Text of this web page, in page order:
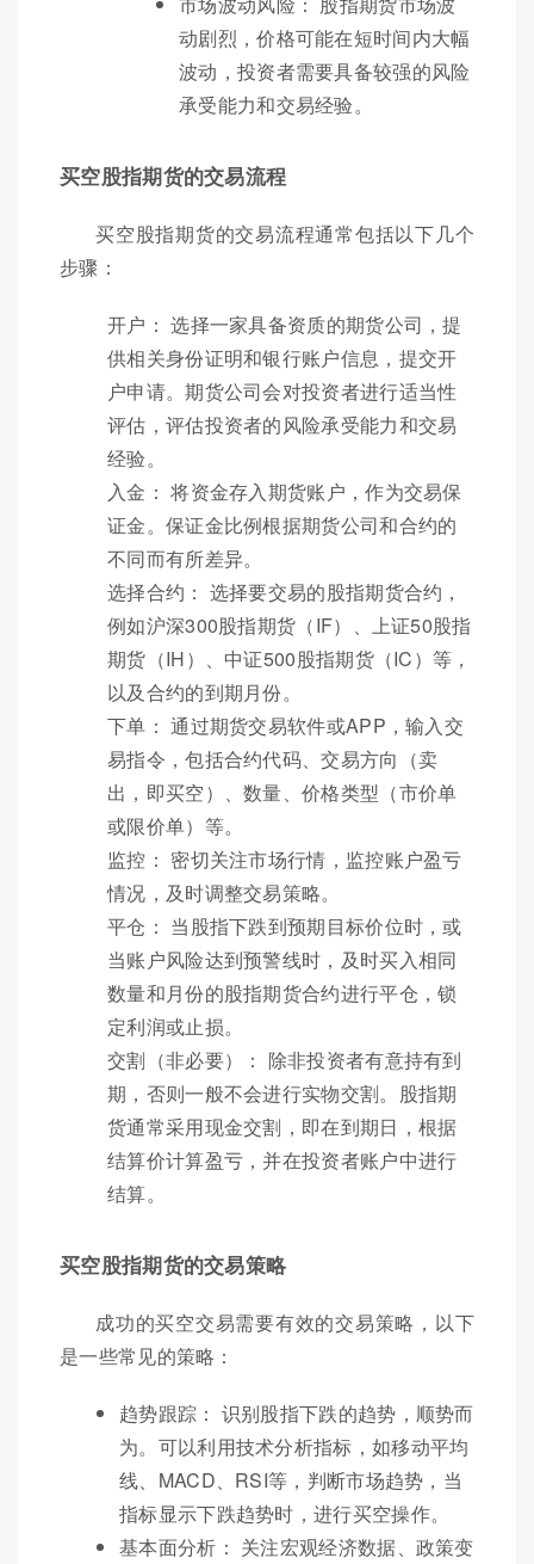
动剧烈，价格可能在短时间内大幅
波动，投资者需要具备较强的风险
承受能力和交易经验。
买空股指期货的交易流程
买空股指期货的交易流程通常包括以下几个
步骤：
开户： 选择一家具备资质的期货公司，提
供相关身份证明和银行账户信息，提交开
户申请。期货公司会对投资者进行适当性
评估，评估投资者的风险承受能力和交易
经验。
入金： 将资金存入期货账户，作为交易保
证金。保证金比例根据期货公司和合约的
不同而有所差异。
选择合约： 选择要交易的股指期货合约，
例如沪深300股指期货（IF）、上证50股指
期货（IH）、中证500股指期货（IC）等，
以及合约的到期月份。
下单： 通过期货交易软件或APP，输入交
易指令，包括合约代码、交易方向（卖
出，即买空）、数量、价格类型（市价单
或限价单）等。
监控： 密切关注市场行情，监控账户盈亏
情况，及时调整交易策略。
平仓： 当股指下跌到预期目标价位时，或
当账户风险达到预警线时，及时买入相同
数量和月份的股指期货合约进行平仓，锁
定利润或止损。
交割（非必要）： 除非投资者有意持有到
期，否则一般不会进行实物交割。股指期
货通常采用现金交割，即在到期日，根据
结算价计算盈亏，并在投资者账户中进行
结算。
买空股指期货的交易策略
成功的买空交易需要有效的交易策略，以下
是一些常见的策略：
趋势跟踪： 识别股指下跌的趋势，顺势而
为。可以利用技术分析指标，如移动平均
线、MACD、RSI等，判断市场趋势，当
指标显示下跌趋势时，进行买空操作。
基本面分析： 关注宏观经济数据、政策变